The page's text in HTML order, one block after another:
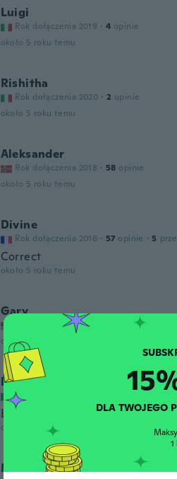
Luigi
Rok dołączenia 2019 · 4 opinie
około 5 roku temu
Rishitha
Rok dołączenia 2020 · 2 opinie
około 5 roku temu
Aleksander
Rok dołączenia 2018 · 58 opinie
około 5 roku temu
Divine
Rok dołączenia 2016 · 57 opinie · 5
Correct
około 5 roku temu
Gary
Rok dołączenia 2020
opinie
około 5 roku temu
Francesca
Rok dołączenia 2018
Buon prodotto
około 5 roku temu
Marco
DLA TWOJEGO
1